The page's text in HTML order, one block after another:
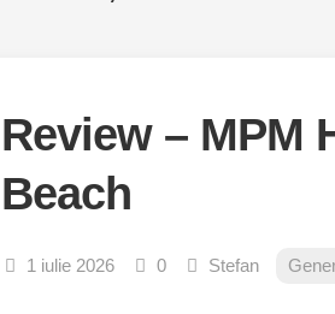
Review – MPM
Beach
1 iulie 2026 0 Stefan